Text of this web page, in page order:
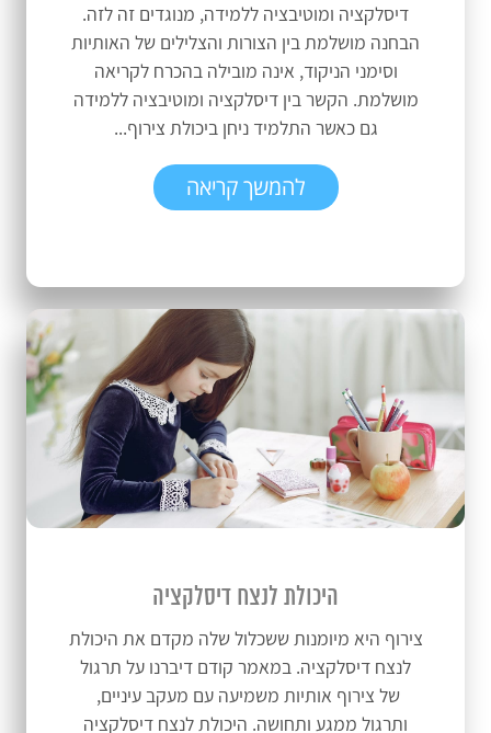
דיסלקציה ומוטיבציה ללמידה, מנוגדים זה לזה.
הבחנה מושלמת בין הצורות והצלילים של האותיות
וסימני הניקוד, אינה מובילה בהכרח לקריאה
מושלמת. הקשר בין דיסלקציה ומוטיבציה ללמידה
גם כאשר התלמיד ניחן ביכולת צירוף...
להמשך קריאה
היכולת לנצח דיסלקציה
צירוף היא מיומנות ששכלול שלה מקדם את היכולת
לנצח דיסלקציה. במאמר קודם דיברנו על תרגול
של צירוף אותיות משמיעה עם מעקב עיניים,
ותרגול ממגע ותחושה. היכולת לנצח דיסלקציה